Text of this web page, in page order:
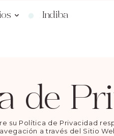
Indiba
de
su Política de Privacidad
a través del Sitio